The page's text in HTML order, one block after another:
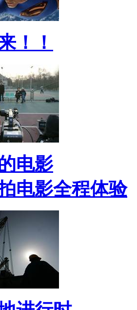
！！
电影
电影全程体验